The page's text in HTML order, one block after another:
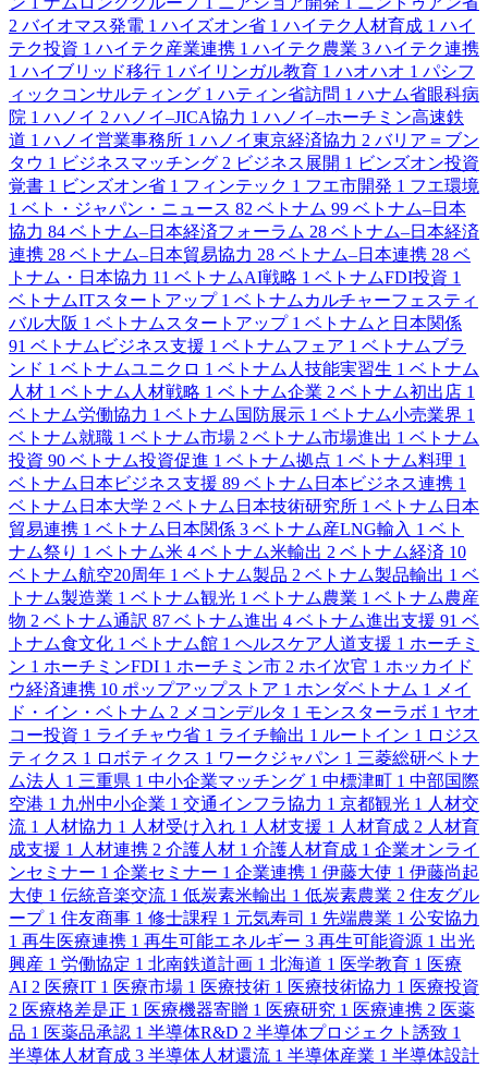
2 バイオマス発電 1 ハイズオン省 1 ハイテク人材育成 1 ハイ
テク投資 1 ハイテク産業連携 1 ハイテク農業 3 ハイテク連携
1 ハイブリッド移行 1 バイリンガル教育 1 ハオハオ 1 パシフ
ィックコンサルティング 1 ハティン省訪問 1 ハナム省眼科病
院 1 ハノイ 2 ハノイ–JICA協力 1 ハノイ–ホーチミン高速鉄
道 1 ハノイ営業事務所 1 ハノイ東京経済協力 2 バリア＝ブン
タウ 1 ビジネスマッチング 2 ビジネス展開 1 ビンズオン投資
覚書 1 ビンズオン省 1 フィンテック 1 フエ市開発 1 フエ環境
1 ベト・ジャパン・ニュース 82 ベトナム 99 ベトナム–日本
協力 84 ベトナム–日本経済フォーラム 28 ベトナム–日本経済
連携 28 ベトナム–日本貿易協力 28 ベトナム–日本連携 28 ベ
トナム・日本協力 11 ベトナムAI戦略 1 ベトナムFDI投資 1
ベトナムITスタートアップ 1 ベトナムカルチャーフェスティ
バル大阪 1 ベトナムスタートアップ 1 ベトナムと日本関係
91 ベトナムビジネス支援 1 ベトナムフェア 1 ベトナムブラ
ンド 1 ベトナムユニクロ 1 ベトナム人技能実習生 1 ベトナム
人材 1 ベトナム人材戦略 1 ベトナム企業 2 ベトナム初出店 1
ベトナム労働協力 1 ベトナム国防展示 1 ベトナム小売業界 1
ベトナム就職 1 ベトナム市場 2 ベトナム市場進出 1 ベトナム
投資 90 ベトナム投資促進 1 ベトナム拠点 1 ベトナム料理 1
ベトナム日本ビジネス支援 89 ベトナム日本ビジネス連携 1
ベトナム日本大学 2 ベトナム日本技術研究所 1 ベトナム日本
貿易連携 1 ベトナム日本関係 3 ベトナム産LNG輸入 1 ベト
ナム祭り 1 ベトナム米 4 ベトナム米輸出 2 ベトナム経済 10
ベトナム航空20周年 1 ベトナム製品 2 ベトナム製品輸出 1 ベ
トナム製造業 1 ベトナム観光 1 ベトナム農業 1 ベトナム農産
物 2 ベトナム通訳 87 ベトナム進出 4 ベトナム進出支援 91 ベ
トナム食文化 1 ベトナム館 1 ヘルスケア人道支援 1 ホーチミ
ン 1 ホーチミンFDI 1 ホーチミン市 2 ホイ次官 1 ホッカイド
ウ経済連携 10 ポップアップストア 1 ホンダベトナム 1
メイ
ド・イン・ベトナム 2 メコンデルタ 1 モンスターラボ 1 ヤオ
コー投資 1 ライチャウ省 1 ライチ輸出 1 ルートイン 1 ロジス
ティクス 1 ロボティクス 1 ワークジャパン 1 三菱総研ベトナ
ム法人 1 三重県 1 中小企業マッチング 1 中標津町 1 中部国際
空港 1 九州中小企業 1 交通インフラ協力 1 京都観光 1 人材交
流 1 人材協力 1 人材受け入れ 1 人材支援 1 人材育成 2 人材育
成支援 1 人材連携 2 介護人材 1 介護人材育成 1 企業オンライ
ンセミナー 1 企業セミナー 1 企業連携 1 伊藤大使 1 伊藤尚起
大使 1 伝統音楽交流 1 低炭素米輸出 1 低炭素農業 2 住友グル
ープ 1 住友商事 1 修士課程 1 元気寿司 1 先端農業 1 公安協力
1 再生医療連携 1 再生可能エネルギー 3 再生可能資源 1 出光
興産 1 労働協定 1 北南鉄道計画 1 北海道 1 医学教育 1 医療
AI 2 医療IT 1 医療市場 1 医療技術 1 医療技術協力 1 医療投資
2 医療格差是正 1 医療機器寄贈 1 医療研究 1 医療連携 2 医薬
品 1 医薬品承認 1 半導体R&D 2 半導体プロジェクト誘致 1
半導体人材育成 3 半導体人材還流 1 半導体産業 1 半導体設計